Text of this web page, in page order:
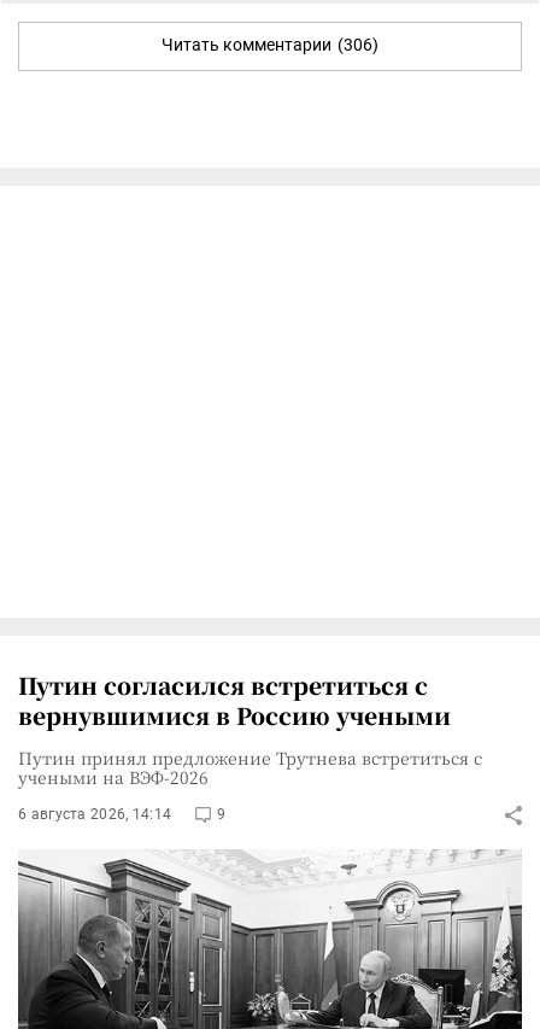
Читать комментарии (306)
Путин согласился встретиться с
вернувшимися в Россию учеными
Путин принял предложение Трутнева встретиться с
учеными на ВЭФ-2026
6 августа 2026, 14:14 9